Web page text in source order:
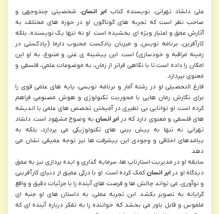
علی دلشاد تهرانی، نویسنده کتاب ابر انسان، شخصیتی چندوجهی و
صاحب نظر است که تجربه های گوناگون او در حوزه های مختلف، به
آثارش عمق و اعتبار ویژه ای بخشیده است. او نه تنها یک نویسنده، بلکه
کارآفرین، برنامه نویس، و میزبان پادکست محبوب دارما (پادکستی در
زمینه مراقبه و خودسازی) است. این پیشینه ی غنی و متنوع، به او این
امکان را داده است تا با نگاهی فراتر از زمان، به موضوعات علمی، فلسفی و
معنوی بپردازد.
فارغ التحصیلی او در رشته آمار و برنامه نویسی، پایه های علمی قوی را
برای نگارش رمان هایی با محوریت تکنولوژی و هوش مصنوعی فراهم
کرده است. او توانایی بی نظیری در آمیختن تخصص های علمی با اندیشه
های فلسفی و معنوی دارد که در ابر انسان به وضوح مشهود است. دلشاد
تهرانی نه تنها به پیش بینی های تکنولوژیکی می پردازد، بلکه به
پیامدهای اخلاقی و وجودی این پیشرفت ها نیز توجه عمیقی نشان می
دهد.
سابقه او در مدیریت استارتاپ ها، سرمایه گذاری و ایده پردازی نیز به عمق
دیدگاه او درابر انسان کمک کرده است. او با درکی عمیق از دنیای کارآفرینی
و نوآوری، می تواند چالش ها و فرصت های آینده را با جزئیات دقیق و واقع
گرایانه به تصویر بکشد. این تجربه عملی، به داستان های او جنبه ای
ملموس و قابل باور می بخشد که خواننده را به تفکر درباره آینده ای که